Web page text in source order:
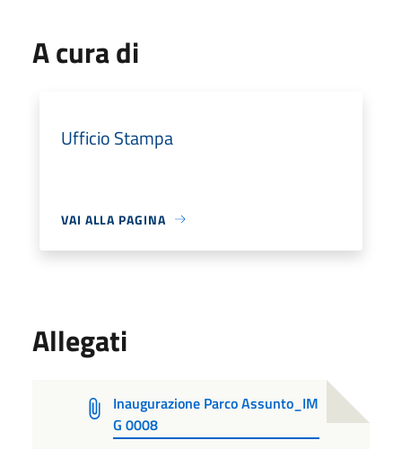
A cura di
Ufficio Stampa
VAI ALLA PAGINA
Allegati
Inaugurazione Parco Assunto_IM
G 0008